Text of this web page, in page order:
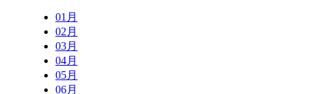
01月
02月
03月
04月
05月
06月